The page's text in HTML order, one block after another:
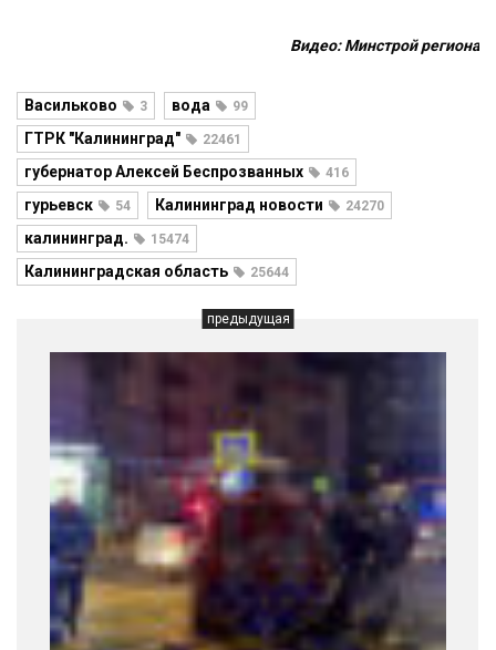
Видео: Минстрой региона
Васильково 3 вода 99
ГТРК "Калининград" 22461
губернатор Алексей Беспрозванных 416
гурьевск 54 Калининград новости 24270
калининград. 15474
Калининградская область 25644
предыдущая